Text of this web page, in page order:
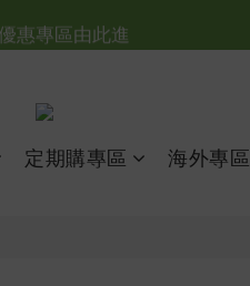
免運｜海外滿NT$3000免運
惠專區由此進
定期購專區 海外專區